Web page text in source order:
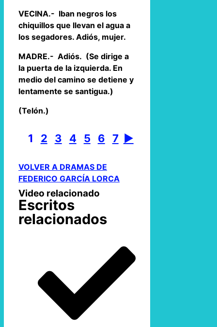
VECINA.- Iban negros los
chiquillos que llevan el agua a
los segadores. Adiós, mujer.
MADRE.- Adiós. (Se dirige a
la puerta de la izquierda. En
medio del camino se detiene y
lentamente se santigua.)
(Telón.)
1 2 3 4 5 6 7 ►
VOLVER A DRAMAS DE
FEDERICO GARCÍA LORCA
Video relacionado
Escritos
relacionados